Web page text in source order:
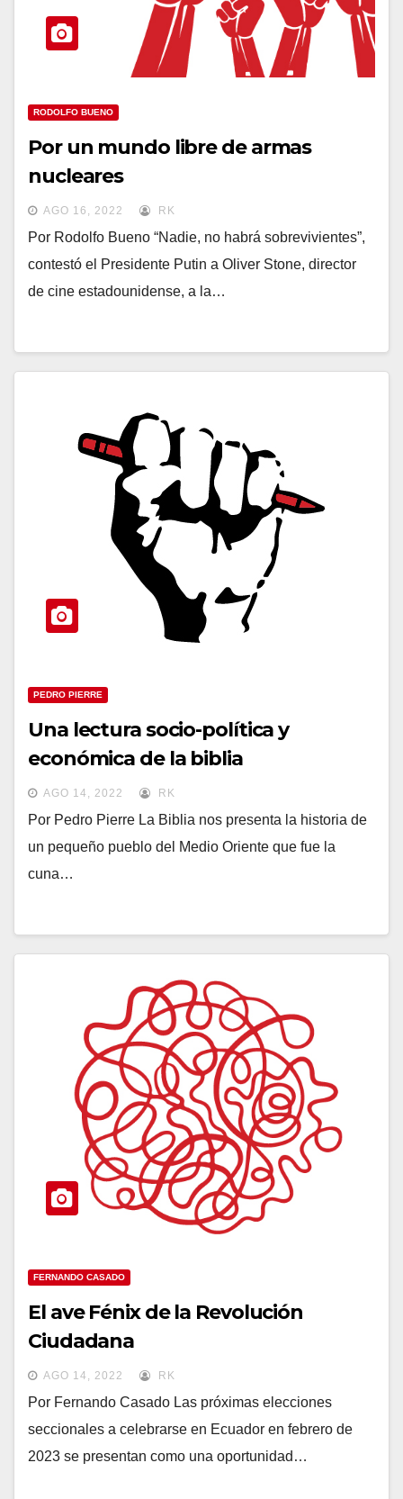
RODOLFO BUENO
Por un mundo libre de armas
nucleares
AGO 16, 2022 RK
Por Rodolfo Bueno “Nadie, no habrá sobrevivientes”,
contestó el Presidente Putin a Oliver Stone, director
de cine estadounidense, a la…
PEDRO PIERRE
Una lectura socio-política y
económica de la biblia
AGO 14, 2022 RK
Por Pedro Pierre La Biblia nos presenta la historia de
un pequeño pueblo del Medio Oriente que fue la
cuna…
FERNANDO CASADO
El ave Fénix de la Revolución
Ciudadana
AGO 14, 2022 RK
Por Fernando Casado Las próximas elecciones
seccionales a celebrarse en Ecuador en febrero de
2023 se presentan como una oportunidad…